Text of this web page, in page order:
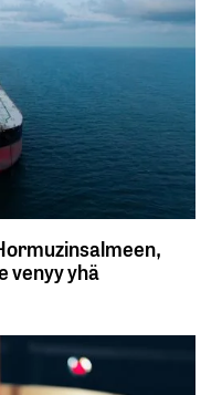
venyy yhä